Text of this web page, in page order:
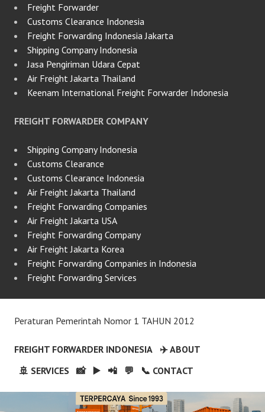
Freight Forwarder
Customs Clearance Indonesia
Freight Forwarding Indonesia Jakarta
Shipping Company Indonesia
Jasa Pengiriman Udara Cepat
Air Freight Jakarta Thailand
Keenam International Freight Forwarder Indonesia
FREIGHT FORWARDER COMPANY
Shipping Company Indonesia
Customs Clearance
Customs Clearance Indonesia
Air Freight Jakarta Thailand
Freight Forwarding Companies
Air Freight Jakarta USA
Freight Forwarding Company
Air Freight Jakarta Korea
Freight Forwarding Companies in Indonesia
Freight Forwarding Services
Peraturan Pemerintah Nomor 1 TAHUN 2012
FREIGHT FORWARDER INDONESIA
✈️ ABOUT
🚢 SERVICES
📸 ▶️ 📲 💬 📞 CONTACT